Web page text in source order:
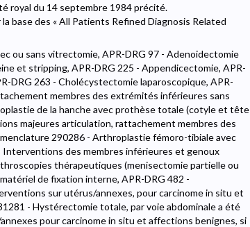
royal du 14 septembre 1984 précité.
base des « All Patients Refined Diagnosis Related
ou sans vitrectomie, APR-DRG 97 - Adenoidectomie
et stripping, APR-DRG 225 - Appendicectomie, APR-
DRG 263 - Cholécystectomie laparoscopique, APR-
membres des extrémités inférieures sans
de la hanche avec prothèse totale (cotyle et tête
majeures articulation, rattachement membres des
290286 - Arthroplastie fémoro-tibiale avec
des membres inférieures et genoux
thérapeutiques (menisectomie partielle ou
de fixation interne, APR-DRG 482 -
sur utérus/annexes, pour carcinome in situ et
- Hystérectomie totale, par voie abdominale a été
pour carcinome in situ et affections benignes, si